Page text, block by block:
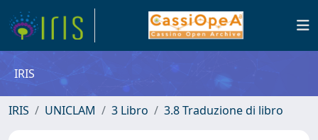
IRIS
IRIS UNICLAM 3 Libro 3.8 Traduzione di libro